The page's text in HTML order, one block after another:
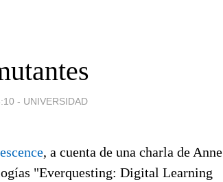
- UNIVERSIDAD
, a cuenta de una charla de Anne
"Everquesting: Digital Learning